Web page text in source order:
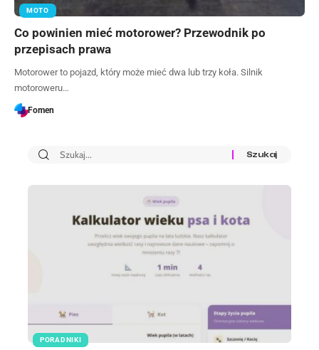
MOTO
Co powinien mieć motorower? Przewodnik po
przepisach prawa
Motorower to pojazd, który może mieć dwa lub trzy koła. Silnik
motoroweru…
Fomen
PORADNIKI